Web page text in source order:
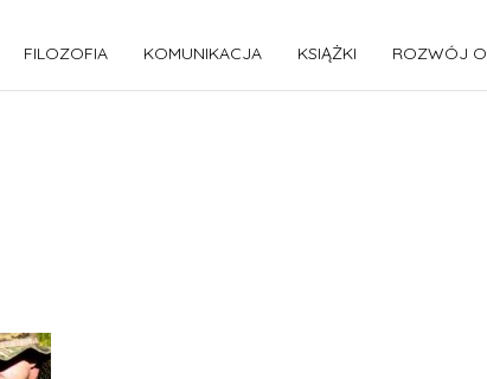
FILOZOFIA KOMUNIKACJA KSIĄŻKI ROZWÓJ